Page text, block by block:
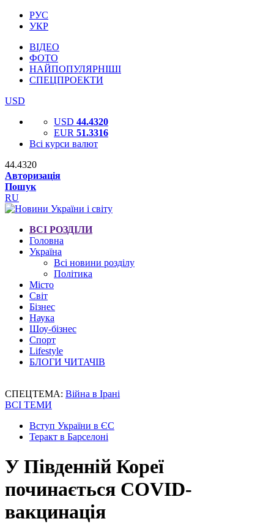
РУС
УКР
ВІДЕО
ФОТО
НАЙПОПУЛЯРНІШІ
СПЕЦПРОЕКТИ
USD
USD 44.4320
EUR 51.3316
Всі курси валют
44.4320
Авторизація
Пошук
RU
ВСІ РОЗДІЛИ
Головна
Україна
Всі новини розділу
Політика
Місто
Світ
Бізнес
Наука
Шоу-бізнес
Спорт
Lifestyle
БЛОГИ ЧИТАЧІВ
СПЕЦТЕМА: Війна в Ірані
ВСІ ТЕМИ
Вступ України в ЄС
Теракт в Барселоні
У Південній Кореї
починається COVID-
вакцинація